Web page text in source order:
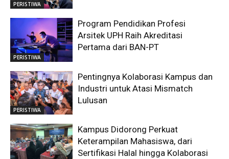
PERISTIWA
PERISTIWA
Program Pendidikan Profesi
Arsitek UPH Raih Akreditasi
Pertama dari BAN-PT
PERISTIWA
Pentingnya Kolaborasi Kampus dan
Industri untuk Atasi Mismatch
Lulusan
Kampus Didorong Perkuat
Keterampilan Mahasiswa, dari
Sertifikasi Halal hingga Kolaborasi